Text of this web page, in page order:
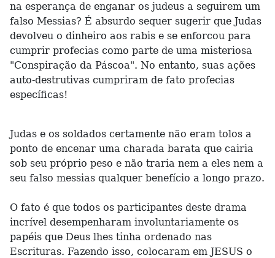
na esperança de enganar os judeus a seguirem um
falso Messias? É absurdo sequer sugerir que Judas
devolveu o dinheiro aos rabis e se enforcou para
cumprir profecias como parte de uma misteriosa
"Conspiração da Páscoa". No entanto, suas ações
auto-destrutivas cumpriram de fato profecias
específicas!
Judas e os soldados certamente não eram tolos a
ponto de encenar uma charada barata que cairia
sob seu próprio peso e não traria nem a eles nem a
seu falso messias qualquer benefício a longo prazo.
O fato é que todos os participantes deste drama
incrível desempenharam involuntariamente os
papéis que Deus lhes tinha ordenado nas
Escrituras. Fazendo isso, colocaram em JESUS o